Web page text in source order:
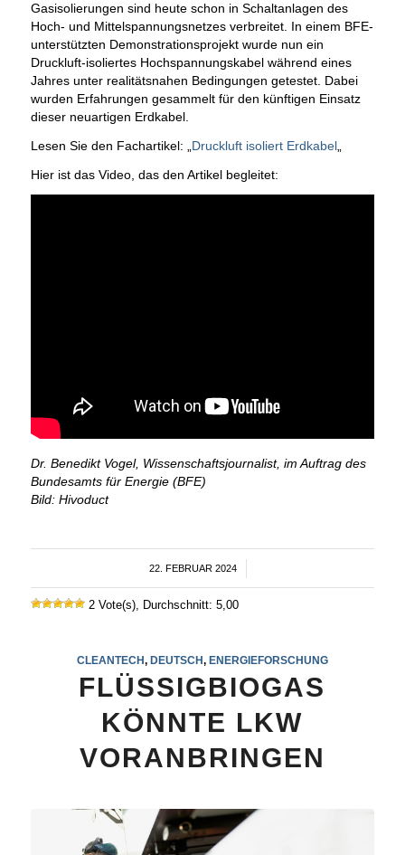
Gasisolierungen sind heute schon in Schaltanlagen des
Hoch- und Mittelspannungsnetzes verbreitet. In einem BFE-
unterstützten Demonstrationsprojekt wurde nun ein
Druckluft-isoliertes Hochspannungskabel während eines
Jahres unter realitätsnahen Bedingungen getestet. Dabei
wurden Erfahrungen gesammelt für den künftigen Einsatz
dieser neuartigen Erdkabel.
Lesen Sie den Fachartikel: „ Druckluft isoliert Erdkabel„
Hier ist das Video, das den Artikel begleitet:
Dr. Benedikt Vogel, Wissenschaftsjournalist, im Auftrag des
Bundesamts für Energie (BFE)
Bild: Hivoduct
22. FEBRUAR 2024
/
2 Vote(s), Durchschnitt: 5,00
CLEANTECH, DEUTSCH, ENERGIEFORSCHUNG
FLÜSSIGBIOGAS
KÖNNTE LKW
VORANBRINGEN